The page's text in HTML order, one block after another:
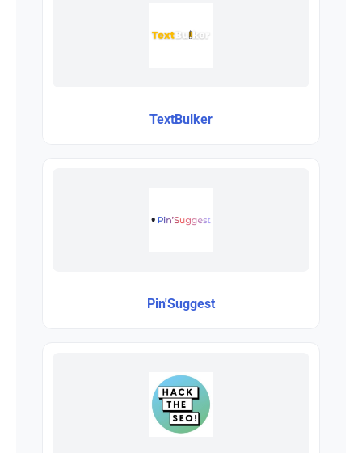
TextBulker
Pin'Suggest